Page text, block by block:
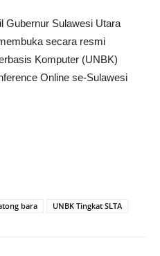
Gubernur Sulawesi Utara
secara resmi
Komputer (UNBK)
Online se-Sulawesi
bara UNBK Tingkat SLTA